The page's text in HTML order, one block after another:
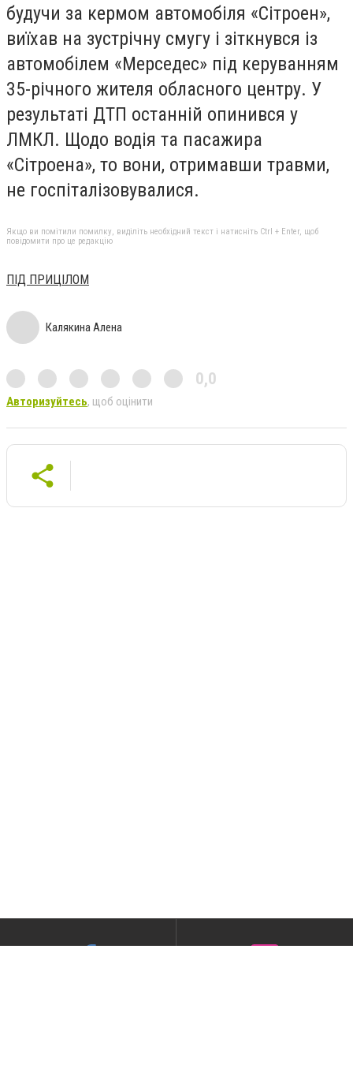
будучи за кермом автомобіля «Сітроен»,
виїхав на зустрічну смугу і зіткнувся із
автомобілем «Мерседес» під керуванням
35-річного жителя обласного центру. У
результаті ДТП останній опинився у
ЛМКЛ. Щодо водія та пасажира
«Сітроена», то вони, отримавши травми,
не госпіталізовувалися.
Якщо ви помітили помилку, виділіть необхідний текст і натисніть Ctrl + Enter, щоб
повідомити про це редакцію
ПІД ПРИЦІЛОМ
Калякина Алена
0,0
Авторизуйтесь, щоб оцінити